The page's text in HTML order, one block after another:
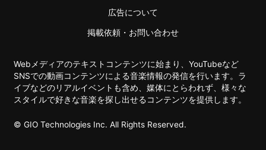
広告について
掲載依頼・お問い合わせ
Webメディアのテキストコンテンツに始まり、YouTubeなど
SNSでの動画コンテンツによる音楽情報の発信を行います。ラ
イブなどのリアルイベントも含め、媒体にとらわれず、様々な
スタイルで好きな音楽を探し出せるコンテンツを提供します。
© GIO Technologies Inc. All Rights Reserved.